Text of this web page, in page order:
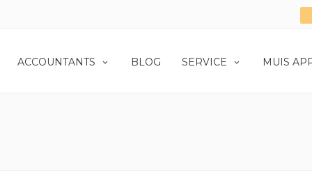
ACCOUNTANTS BLOG SERVICE MUIS